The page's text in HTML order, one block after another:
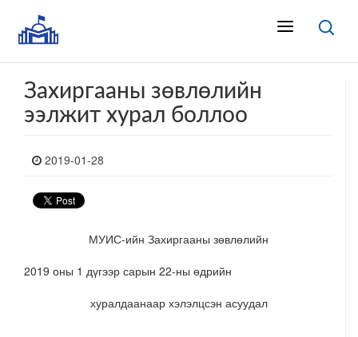
Захиргааны зөвлөлийн
ээлжит хурал боллоо
2019-01-28
МУИС-ийн Захиргааны зөвлөлийн
2019 оны 1 дүгээр сарын 22-ны өдрийн
хуралдаанаар хэлэлцсэн асуудал